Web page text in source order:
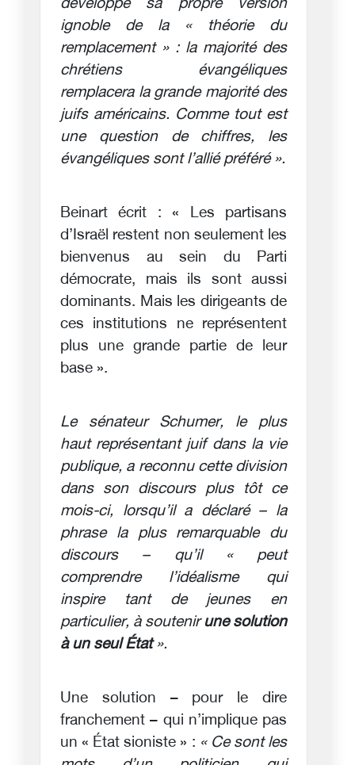
développé sa propre version
ignoble de la « théorie du
remplacement » : la majorité des
chrétiens évangéliques
remplacera la grande majorité des
juifs américains. Comme tout est
une question de chiffres, les
évangéliques sont l’allié préféré ».
Beinart écrit : « Les partisans
d’Israël restent non seulement les
bienvenus au sein du Parti
démocrate, mais ils sont aussi
dominants. Mais les dirigeants de
ces institutions ne représentent
plus une grande partie de leur
base ».
Le sénateur Schumer, le plus
haut représentant juif dans la vie
publique, a reconnu cette division
dans son discours plus tôt ce
mois-ci, lorsqu’il a déclaré – la
phrase la plus remarquable du
discours – qu’il « peut
comprendre l’idéalisme qui
inspire tant de jeunes en
particulier, à soutenirune solution
à un seul État».
Une solution – pour le dire
franchement – qui n’implique pas
un « État sioniste » : « Ce sont les